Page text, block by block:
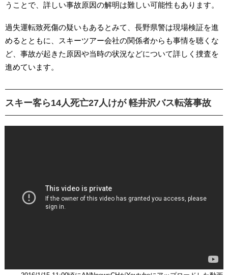
うことで、詳しい事故原因の解明は難しい可能性もあります。
過失運転致死傷の疑いもあるとみて、長野県警は現場検証を進
めるとともに、スキーツアー会社の関係者からも事情を聴くな
ど、事故が起きた原因や当時の状況などについて詳しく捜査を
進めています。
スキー客ら14人死亡27人けが 軽井沢バス転落事故